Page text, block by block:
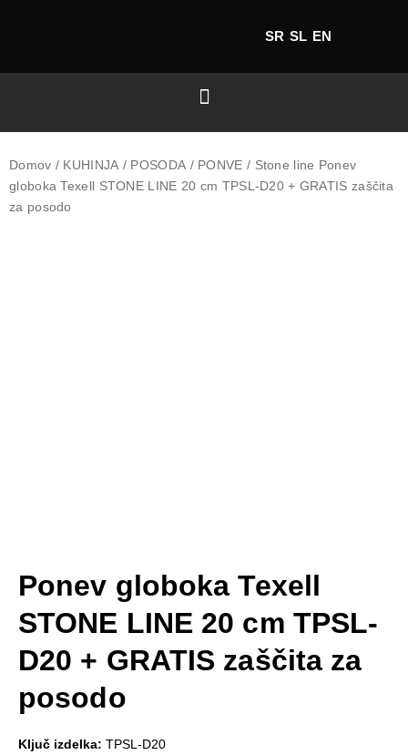
SR SL EN
Domov / KUHINJA / POSODA / PONVE / Stone line Ponev
globoka Texell STONE LINE 20 cm TPSL-D20 + GRATIS zaščita
za posodo
Ponev globoka Texell
STONE LINE 20 cm TPSL-
D20 + GRATIS zaščita za
posodo
Ključ izdelka: TPSL-D20